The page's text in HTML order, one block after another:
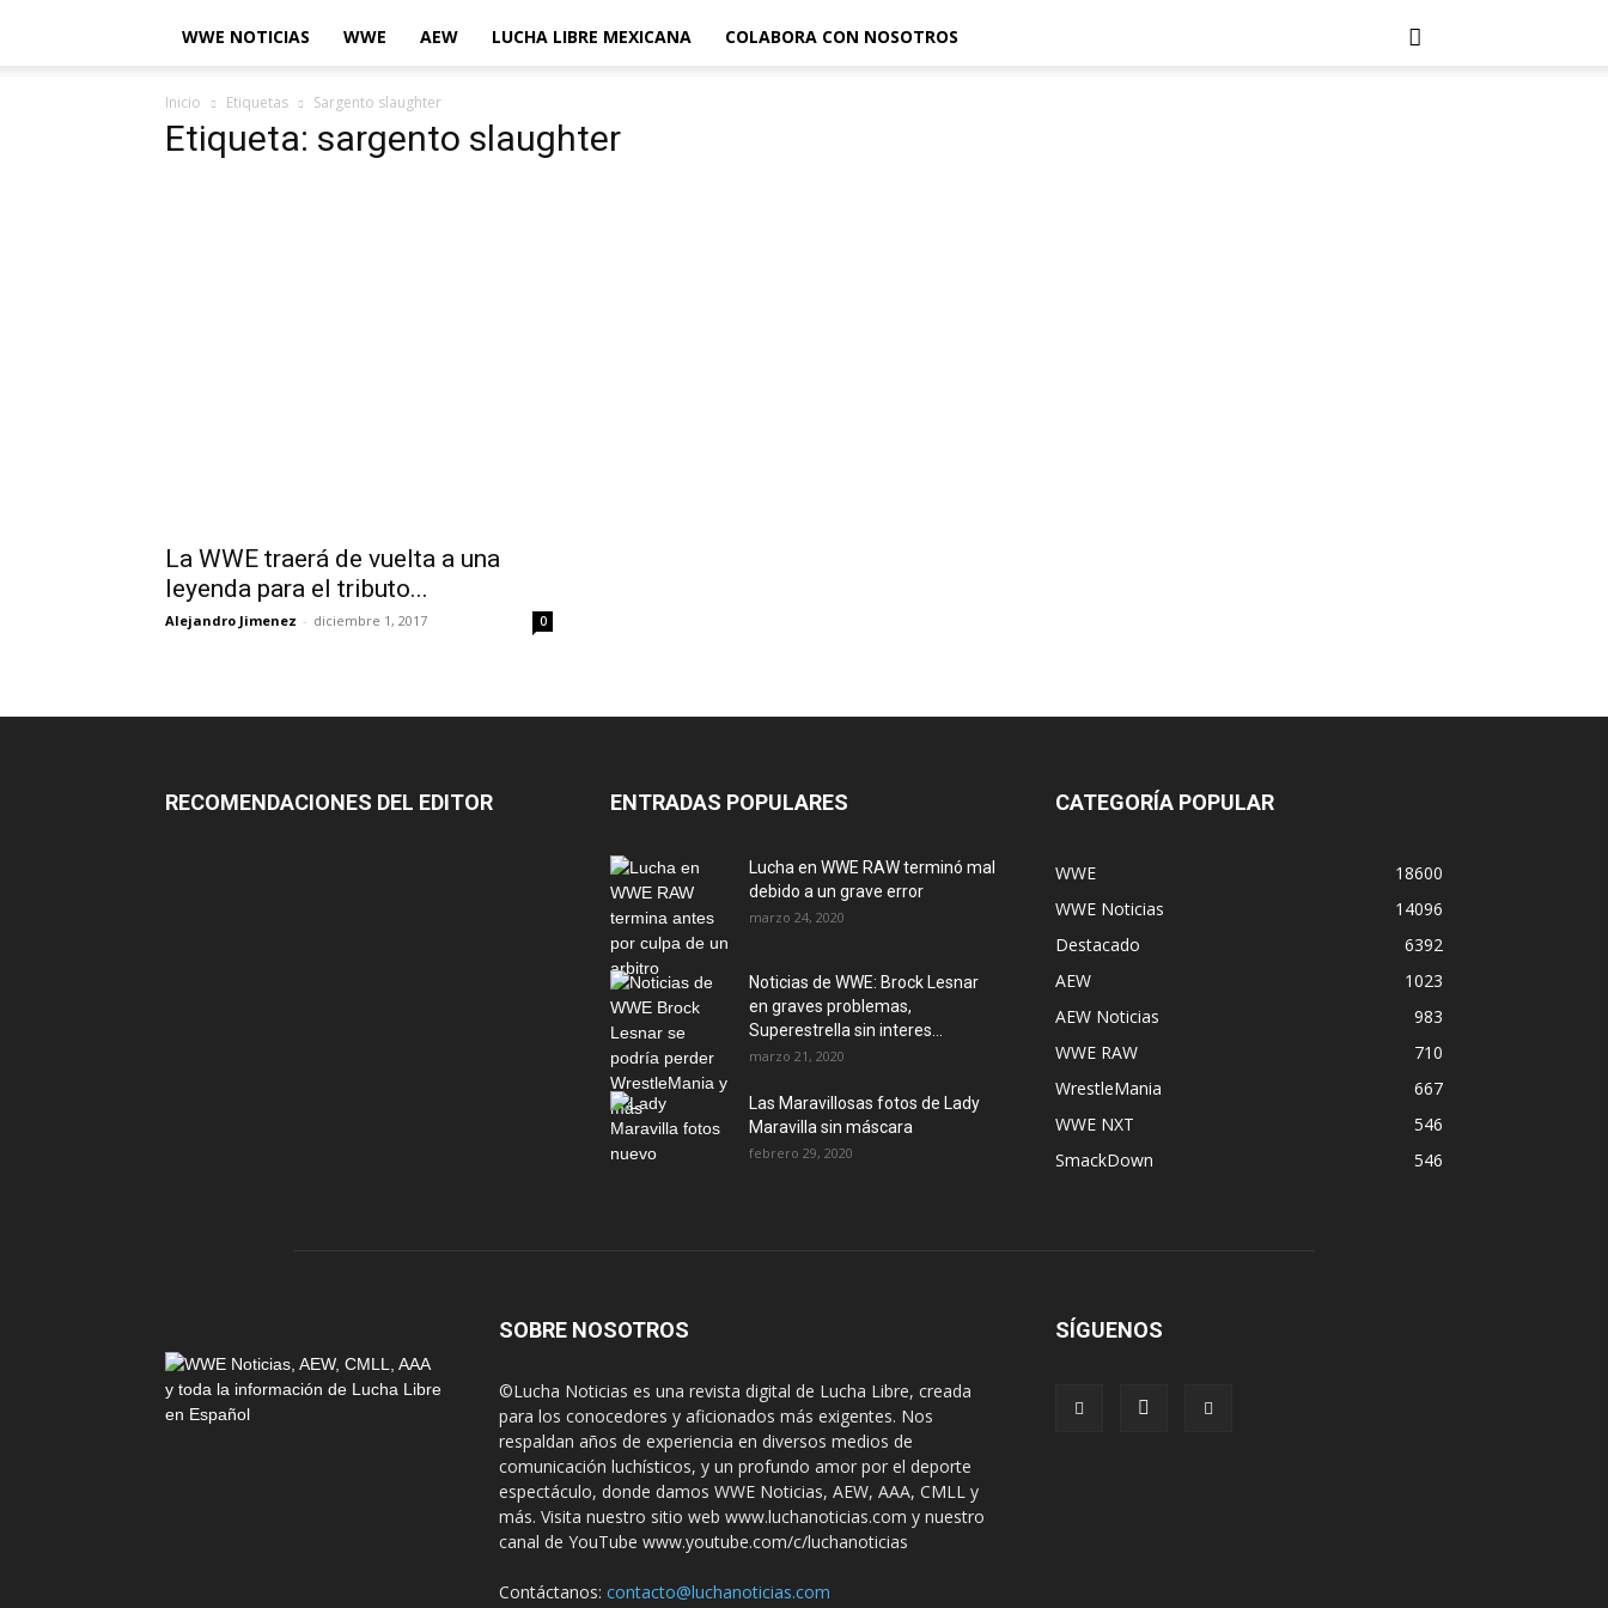
WWE NOTICIAS WWE AEW LUCHA LIBRE MEXICANA COLABORA CON NOSOTROS
Inicio Etiquetas Sargento slaughter
Etiqueta: sargento slaughter
La WWE traerá de vuelta a una
leyenda para el tributo...
Alejandro Jimenez - diciembre 1, 2017 0
RECOMENDACIONES DEL EDITOR ENTRADAS POPULARES
Lucha en WWE RAW terminó mal
debido a un grave error
marzo 24, 2020
Noticias de WWE: Brock Lesnar
en graves problemas,
Superestrella sin interes...
marzo 21, 2020
Las Maravillosas fotos de Lady
Maravilla sin máscara
febrero 29, 2020
CATEGORÍA POPULAR
WWE
18600
WWE Noticias
14096
Destacado
6392
AEW
1023
AEW Noticias
983
WWE RAW
710
WrestleMania
667
WWE NXT
546
SmackDown
546
SOBRE NOSOTROS
©Lucha Noticias es una revista digital de Lucha Libre, creada
para los conocedores y aficionados más exigentes. Nos
respaldan años de experiencia en diversos medios de
comunicación luchísticos, y un profundo amor por el deporte
espectáculo, donde damos WWE Noticias, AEW, AAA, CMLL y
más. Visita nuestro sitio web www.luchanoticias.com y nuestro
canal de YouTube www.youtube.com/c/luchanoticias
Contáctanos: contacto@luchanoticias.com
SÍGUENOS